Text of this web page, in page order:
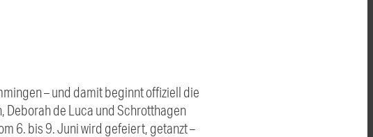
– und damit beginnt offiziell die
Deborah de Luca und Schrotthagen
6. bis 9. Juni wird gefeiert, getanzt –